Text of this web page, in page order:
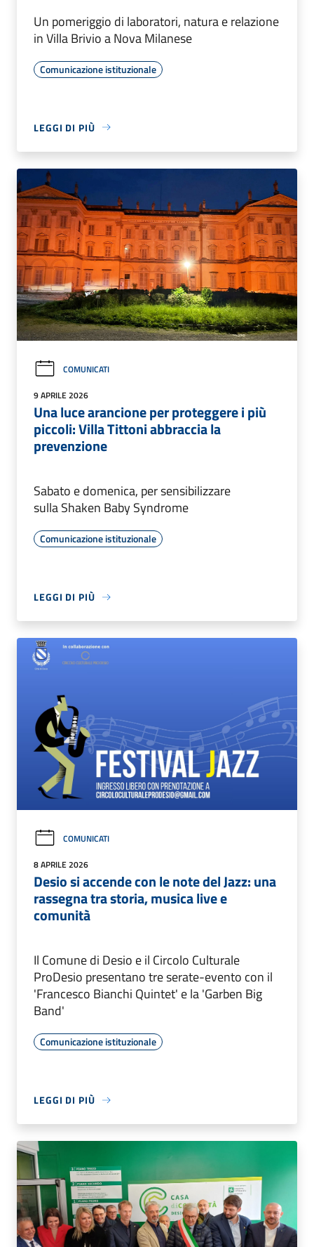
Un pomeriggio di laboratori, natura e relazione
in Villa Brivio a Nova Milanese
Comunicazione istituzionale
LEGGI DI PIÙ
COMUNICATI
9 APRILE 2026
Una luce arancione per proteggere i più
piccoli: Villa Tittoni abbraccia la
prevenzione
Sabato e domenica, per sensibilizzare
sulla Shaken Baby Syndrome
Comunicazione istituzionale
LEGGI DI PIÙ
COMUNICATI
8 APRILE 2026
Desio si accende con le note del Jazz: una
rassegna tra storia, musica live e
comunità
Il Comune di Desio e il Circolo Culturale
ProDesio presentano tre serate-evento con il
'Francesco Bianchi Quintet' e la 'Garben Big
Band'
Comunicazione istituzionale
LEGGI DI PIÙ